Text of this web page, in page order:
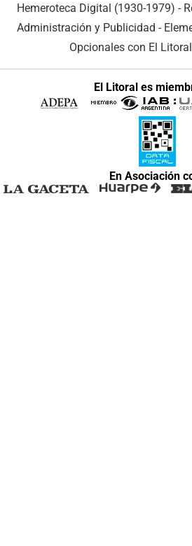
Hemeroteca Digital (1930-1979) -
Administración y Publicidad -
Opcionales con El Litoral
El Litoral es
En Asociación